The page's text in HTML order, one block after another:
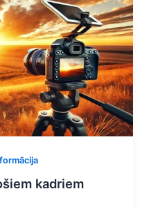
kadriem